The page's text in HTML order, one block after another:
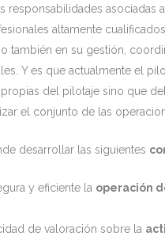
responsabilidades asociadas
altamente
también en su gestión,
Y es que actualmente el
del pilotaje sino que
el conjunto de las
desarrollar las siguientes
y eficiente la operación
de valoración sobre la